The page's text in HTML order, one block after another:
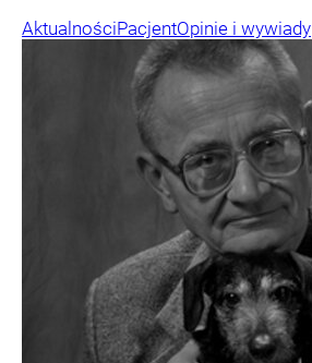
AktualnościPacjentOpinie i wywiady